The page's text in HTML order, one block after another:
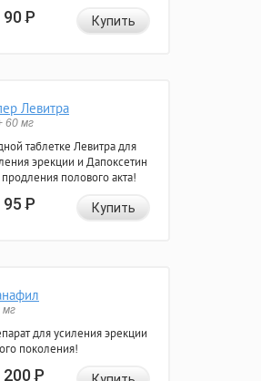
90Р Купить
Левитра
60 мг
таблетке Левитра для
эрекции и Дапоксетин
полового акта!
95Р Купить
мг
для усиления эрекции
поколения!
200Р